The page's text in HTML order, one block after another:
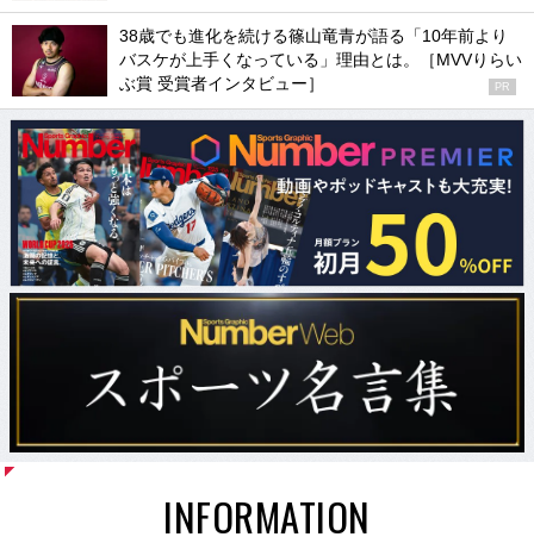
38歳でも進化を続ける篠山竜青が語る「10年前より
バスケが上手くなっている」理由とは。［MVVりらい
ぶ賞 受賞者インタビュー］
PR
INFORMATION